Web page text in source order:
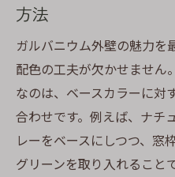
方法
ガルバニウム外壁の魅力を
配色の工夫が欠かせません
なのは、ベースカラーに対
合わせです。例えば、ナチ
レーをベースにしつつ、窓
グリーンを取り入れること